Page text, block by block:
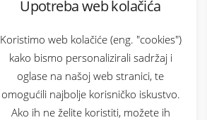
Upotreba web kolačića
Koristimo web kolačiće (eng. "cookies")
kako bismo personalizirali sadržaj i
oglase na našoj web stranici, te
omogućili najbolje korisničko iskustvo.
Ako ih ne želite koristiti, možete ih
Bonus plus
Prijava za newsletter